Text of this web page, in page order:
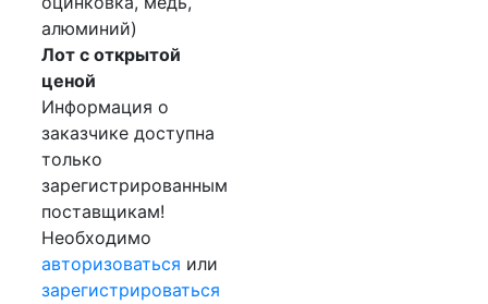
алюминий)
Лот с открытой
ценой
Информация о
заказчике доступна
только
зарегистрированным
поставщикам!
Необходимо
авторизоваться или
зарегистрироваться